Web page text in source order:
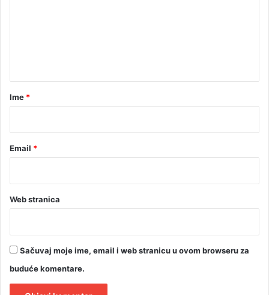
rIme *
Email *
Web stranica
Sačuvaj moje ime, email i web stranicu u ovom browseru za
buduće komentare.